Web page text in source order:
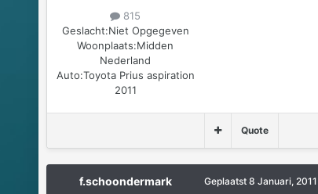
815
Geslacht:Niet Opgegeven
Woonplaats:Midden
Nederland
Auto:Toyota Prius aspiration
2011
Quote
f.schoondermark Geplaatst 8 Januari, 2011